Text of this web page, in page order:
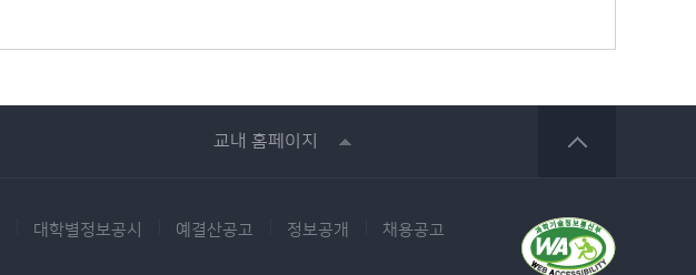
교내 홈페이지
대학별정보공시 예결산공고 정보공개 채용공고